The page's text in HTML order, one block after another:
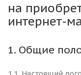
на
интернет-
1. Общие